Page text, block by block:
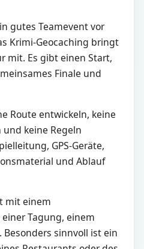
gutes Teamevent vor
Krimi-Geocaching bringt
mit. Es gibt einen Start,
Finale und
Route entwickeln, keine
keine Regeln
GPS-Geräte,
und Ablauf
mit einem
Tagung, einem
sinnvoll ist ein